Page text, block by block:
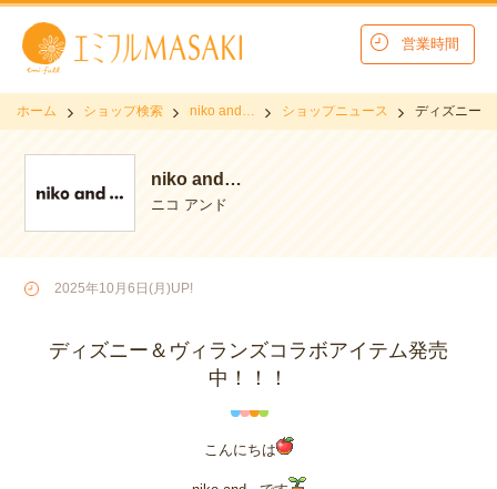
営業時間
ホーム ショップ検索 niko and… ショップニュース ディズニー
niko and…
ニコ アンド
2025年10月6日(月)UP!
ディズニー＆ヴィランズコラボアイテム発売
中！！！
こんにちは